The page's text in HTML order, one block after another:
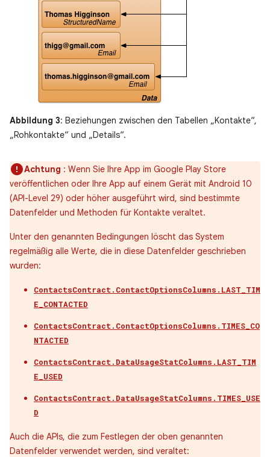
Abbildung 3: Beziehungen zwischen den Tabellen „Kontakte“,
„Rohkontakte“ und „Details“.
Achtung : Wenn Sie Ihre App im Google Play Store
veröffentlichen oder Ihre App auf einem Gerät mit Android 10
(API-Level 29) oder höher ausgeführt wird, sind bestimmte
Datenfelder und Methoden für Kontakte veraltet.
Unter den genannten Bedingungen löscht das System
regelmäßig alle Werte, die in diese Datenfelder geschrieben
wurden:
ContactsContract.ContactOptionsColumns.LAST_TIM
E_CONTACTED
ContactsContract.ContactOptionsColumns.TIMES_CO
NTACTED
ContactsContract.DataUsageStatColumns.LAST_TIM
E_USED
ContactsContract.DataUsageStatColumns.TIMES_USE
D
Auch die APIs, die zum Festlegen der oben genannten
Datenfelder verwendet werden, sind veraltet: